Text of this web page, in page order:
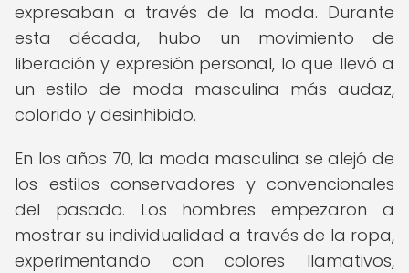
expresaban a través de la moda. Durante
esta década, hubo un movimiento de
liberación y expresión personal, lo que llevó a
un estilo de moda masculina más audaz,
colorido y desinhibido.
En los años 70, la moda masculina se alejó de
los estilos conservadores y convencionales
del pasado. Los hombres empezaron a
mostrar su individualidad a través de la ropa,
experimentando con colores llamativos,